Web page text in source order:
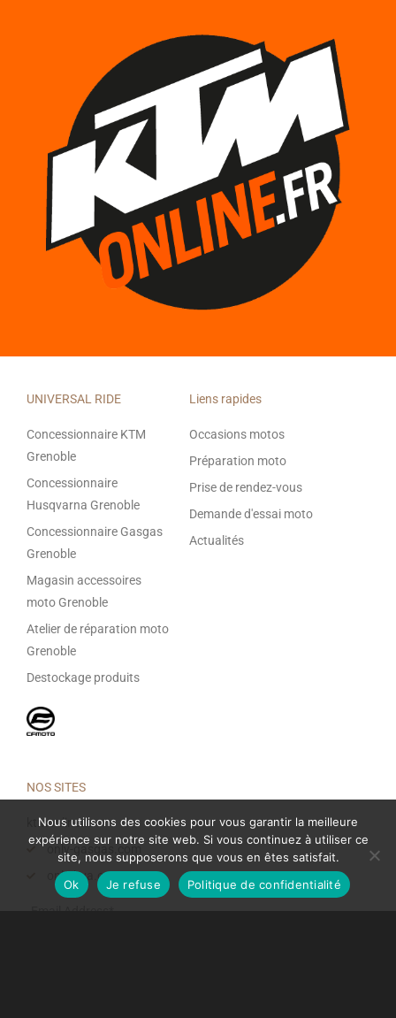
UNIVERSAL RIDE
Concessionnaire KTM
Grenoble
Concessionnaire
Husqvarna Grenoble
Concessionnaire Gasgas
Grenoble
Magasin accessoires
moto Grenoble
Atelier de réparation moto
Grenoble
Destockage produits
Liens rapides
Occasions motos
Préparation moto
Prise de rendez-vous
Demande d'essai moto
Actualités
NOS SITES
ktmonline.fr
only-gasgas.com
only-hva.com
Nous utilisons des cookies pour vous garantir la meilleure
expérience sur notre site web. Si vous continuez à utiliser ce
site, nous supposerons que vous en êtes satisfait.
Ok
Je refuse Politique de confidentialité